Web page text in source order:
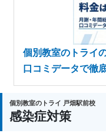
個別教室のトライ
口コミデータで徹
個別教室のトライ 戸畑駅前校
感染症対策